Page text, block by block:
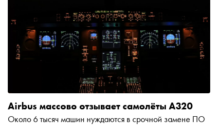
Airbus массово отзывает самолёты A320
Около 6 тысяч машин нуждаются в срочной замене ПО